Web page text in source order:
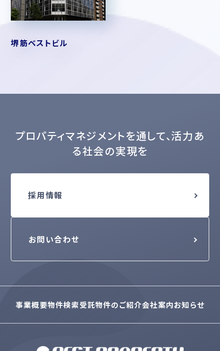
堺筋ベストビル
プロパティマネジメントを通して、活力あ
る社会の実現を
採用情報
お問い合わせ
事業概要物件検索受託物件のご紹介会社案内お知らせ